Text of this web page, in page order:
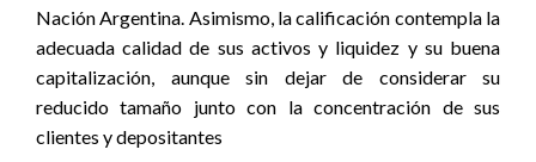
Nación Argentina. Asimismo, la calificación contempla la
adecuada calidad de sus activos y liquidez y su buena
capitalización, aunque sin dejar de considerar su
reducido tamaño junto con la concentración de sus
clientes y depositantes